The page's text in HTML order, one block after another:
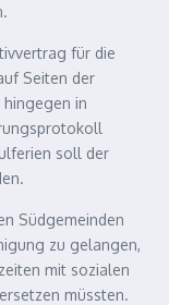
für die
Seiten der
in
soll der
Südgemeinden
zu gelangen,
mit sozialen
müssten.